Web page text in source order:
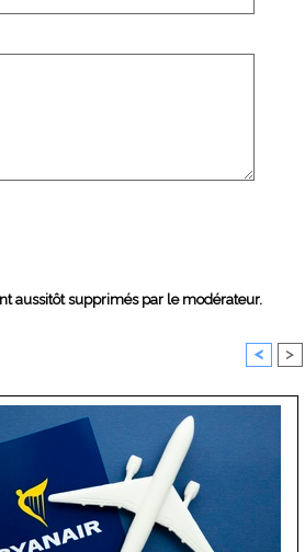
aussitôt supprimés par le modérateur.
< >